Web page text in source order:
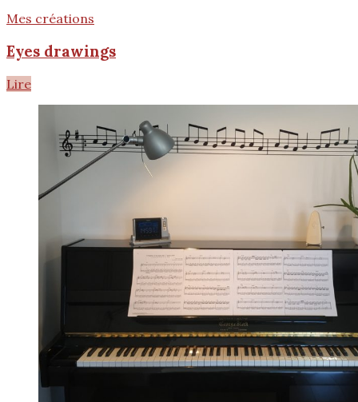
Mes créations
Eyes drawings
Lire